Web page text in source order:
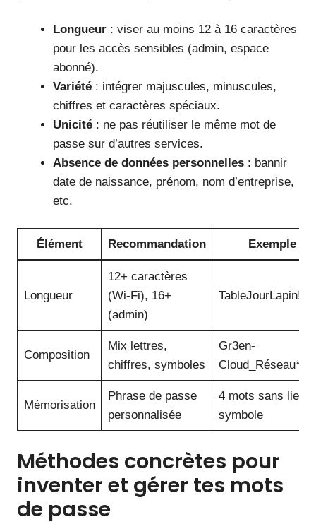
Longueur : viser au moins 12 à 16 caractères
pour les accès sensibles (admin, espace
abonné).
Variété : intégrer majuscules, minuscules,
chiffres et caractères spéciaux.
Unicité : ne pas réutiliser le même mot de
passe sur d’autres services.
Absence de données personnelles : bannir
date de naissance, prénom, nom d’entreprise,
etc.
Élément Recommandation Exemple
Longueur
12+ caractères
(Wi-Fi), 16+
(admin)
Composition
Mix lettres,
chiffres, symboles
Gr3en-
Cloud_Réseau*
Mémorisation
Phrase de passe
personnalisée
4 mots sans lien
symbole
Méthodes concrètes pour
inventer et gérer tes mots
de passe